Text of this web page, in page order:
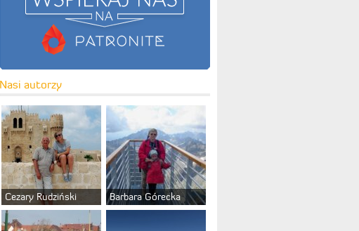
Nasi autorzy
Cezary Rudziński Barbara Górecka